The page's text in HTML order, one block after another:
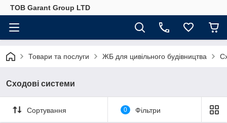
ТОВ Garant Group LTD
Товари та послуги ЖБ для цивільного будівництва
Сходові системи
Сортування 0 Фільтри